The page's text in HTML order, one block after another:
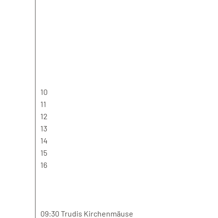
10
11
12
13
14
15
16
09:30 Trudis Kirchenmäuse